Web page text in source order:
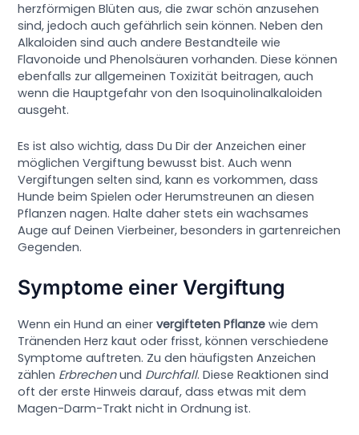
herzförmigen Blüten aus, die zwar schön anzusehen
sind, jedoch auch gefährlich sein können. Neben den
Alkaloiden sind auch andere Bestandteile wie
Flavonoide und Phenolsäuren vorhanden. Diese können
ebenfalls zur allgemeinen Toxizität beitragen, auch
wenn die Hauptgefahr von den Isoquinolinalkaloiden
ausgeht.
Es ist also wichtig, dass Du Dir der Anzeichen einer
möglichen Vergiftung bewusst bist. Auch wenn
Vergiftungen selten sind, kann es vorkommen, dass
Hunde beim Spielen oder Herumstreunen an diesen
Pflanzen nagen. Halte daher stets ein wachsames
Auge auf Deinen Vierbeiner, besonders in gartenreichen
Gegenden.
Symptome einer Vergiftung
Wenn ein Hund an einervergifteten Pflanze wie dem
Tränenden Herz kaut oder frisst, können verschiedene
Symptome auftreten. Zu den häufigsten Anzeichen
zählen Erbrechenund Durchfall. Diese Reaktionen sind
oft der erste Hinweis darauf, dass etwas mit dem
Magen-Darm-Trakt nicht in Ordnung ist.